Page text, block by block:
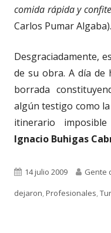
comida rápida y
Carlos Pumar Algaba).
Desgraciadamente,
de su obra. A día de
borrada
algún testigo como la
itinerario
Ignacio Buhigas
Publicado
el
14 julio 2009 Autor
Gente
dejaron,Profesionales,